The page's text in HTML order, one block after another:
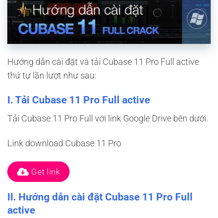
Hướng dẫn cài đặt và tải Cubase 11 Pro Full active
thứ tự lần lượt như sau:
I. Tải Cubase 11 Pro Full active
Tải Cubase 11 Pro Full với link Google Drive bên dưới.
Link download Cubase 11 Pro
Get link
II. Hướng dẫn cài đặt Cubase 11 Pro Full
active